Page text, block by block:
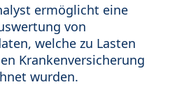
ermöglicht eine
von
welche zu Lasten
Krankenversicherung
wurden.